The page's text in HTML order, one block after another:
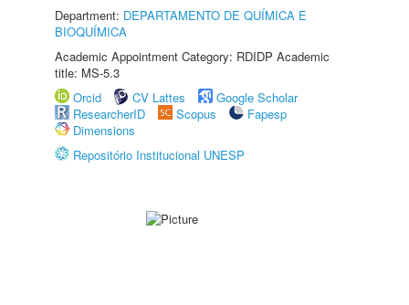
Department: DEPARTAMENTO DE QUÍMICA E
BIOQUÍMICA
Academic Appointment Category: RDIDP Academic
title: MS-5.3
Orcid
CV Lattes
Google Scholar
ResearcherID
Scopus
Fapesp
Dimensions
Repositório Institucional UNESP